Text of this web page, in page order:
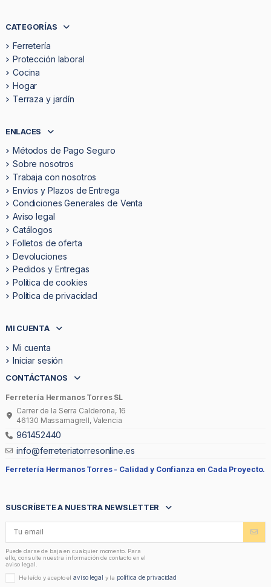
CATEGORÍAS
Ferretería
Protección laboral
Cocina
Hogar
Terraza y jardín
ENLACES
Métodos de Pago Seguro
Sobre nosotros
Trabaja con nosotros
Envíos y Plazos de Entrega
Condiciones Generales de Venta
Aviso legal
Catálogos
Folletos de oferta
Devoluciones
Pedidos y Entregas
Politica de cookies
Política de privacidad
MI CUENTA
Mi cuenta
Iniciar sesión
CONTÁCTANOS
Ferretería Hermanos Torres SL
Carrer de la Serra Calderona, 16
46130 Massamagrell, Valencia
961452440
info@ferreteriatorresonline.es
Ferretería Hermanos Torres - Calidad y Confianza en Cada Proyecto.
SUSCRÍBETE A NUESTRA NEWSLETTER
Puede darse de baja en cualquier momento. Para
ello, consulte nuestra información de contacto en el
aviso legal.
He leído y acepto elaviso legal y la política de privacidad